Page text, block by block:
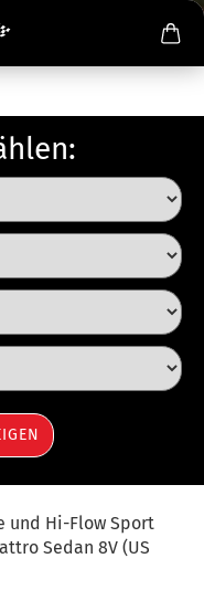
und Hi-Flow Sport
Sedan 8V (US